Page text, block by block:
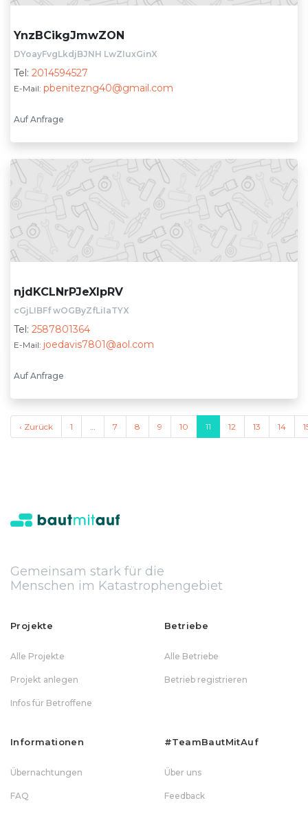
YnzBCikgJmwZON
DYoayFvgLkdjBJNH LwZIuxGinX
Tel: 2014594527
E-Mail: pbenitezng40@gmail.com
Auf Anfrage
njdKCLNrPJeXIpRV
cGjLIBFf wOGByZfLiIaTYX
Tel: 2587801364
E-Mail: joedavis7801@aol.com
Auf Anfrage
‹ Zurück 1 … 7 8 9 10 11 12 13 14
Gemeinsam stark für die
Menschen im Katastrophengebiet
Projekte
Alle Projekte
Projekt anlegen
Infos für Betroffene
Betriebe
Alle Betriebe
Betrieb registrieren
Informationen
Übernachtungen
FAQ
#teamBautMitAuf
Über uns
Feedback